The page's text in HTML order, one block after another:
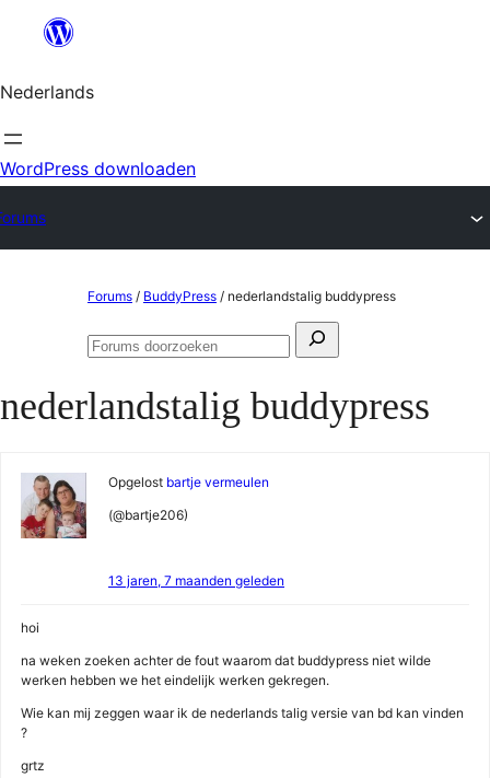
de
inhoud
Nederlands
WordPress downloaden
Forums / BuddyPress / nederlandstalig buddypress
Zoeken
Forums
nederlandstalig buddypress
Opgelost bartje vermeulen
(@bartje206)
13 jaren, 7 maanden geleden
hoi
na weken zoeken achter de fout waarom dat buddypress niet wilde
werken hebben we het eindelijk werken gekregen.
Wie kan mij zeggen waar ik de nederlands talig versie van bd kan vinden
?
grtz